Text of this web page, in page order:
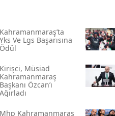
Kahramanmaraş’ta
Yks Ve Lgs Başarısına
Ödül
Kirişci, Müsi̇ad
Kahramanmaraş
Başkanı Özcan’ı
Ağırladı
Mhp Kahramanmaraş